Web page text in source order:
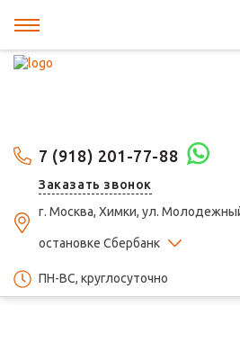
7 (918) 201-77-88
Заказать звонок
г. Москва, Химки, ул.
остановке Сбербанк
ПН-ВС, круглосуточно